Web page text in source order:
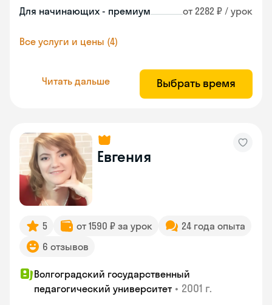
Для начинающих - премиум от 2282 ₽ / урок
Все услуги и цены (4)
Читать дальше Выбрать время
Евгения
5 от 1590 ₽ за урок
24 года опыта
6 отзывов
Волгоградский государственный
педагогический университет • 2001 г.